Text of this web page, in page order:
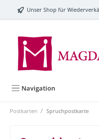
springenUnser Shop für
Navigation
Postkarten / Spruchpostkarte